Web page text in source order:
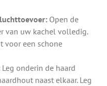
Open de
van uw kachel volledig.
voor een schone
Leg onderin de haard
naast elkaar. Leg